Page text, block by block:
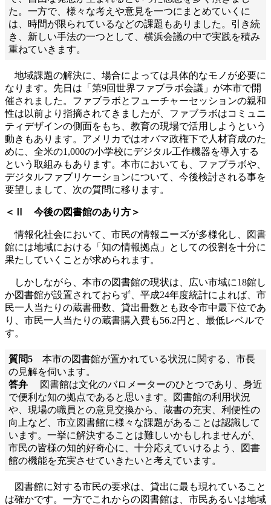
た。一方で、様々な考えや意見を一つにまとめていくに
は、時間が限られているなどの課題もありました。引き続
き、新しい手法の一つとして、横浜会議の中で実践を積み
重ねていきます。
地域課題の解決に、場合によっては具体的なモノが必要に
なります。先日は「第9回世界ファブラボ会議」が本市で開
催されました。ファブラボとフューチャーセッションの親和
性は以前より指摘されてきましたが、ファブラボはコミュニ
ティデザインの側面をもち、教育の現場で活用しようという
動きもあります。アメリカではオバマ政権下で人材育成のた
めに、全米の1,000の小学校にデジタル工作機器を導入する
という取組みもあります。本市においても、ファブラボや、
デジタルファブリケーションについて、今後検討される事を
要望しまして、次の質問に移ります。
＜Ⅱ 今後の図書館のあり方＞
情報化社会において、市民の情報ニーズが多様化し、図書
館には地域における「知の情報拠点」としての役割を十分に
果たしていくことが求められます。
しかしながら、本市の図書館の現状は、広い市域に18館し
か図書館が設置されておらず、平成24年度統計によれば、市
民一人当たりの蔵書冊数、貸出冊数とも政令市中最下位であ
り、市民一人当たりの蔵書購入費も56.2円と、最低レベルで
す。
質問5 本市の図書館が置かれている状況に関する、市長
の見解を伺います。
答弁 図書館は文化のバロメーターのひとつであり、身近
で便利な知の拠点であると思います。図書館の利用状況
や、現場の職員との意見交換から、蔵書の充実、利便性の
向上など、市立図書館に様々な課題があることは認識して
います。一挙に解決することは難しいかもしれませんが、
市民の皆様の知的好奇心に、十分応えていけるよう、図書
館の機能を充実させていきたいと考えています。
図書館に対する市民の要求は、貸出に最も現れていること
は確かです。一方でこれからの図書館は、市民あるいは地域